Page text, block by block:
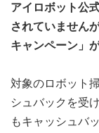
アイロボット公
されていません
キャンペーン」
対象のロボット
シュバックを受
もキャッシュバ